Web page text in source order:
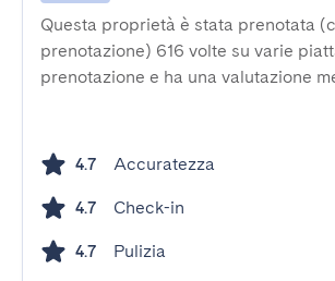
Questa proprietà è stata prenotata
prenotazione) 616 volte su varie
prenotazione e ha una valutazione
4.7 Accuratezza
4.7 Check-in
4.7 Pulizia